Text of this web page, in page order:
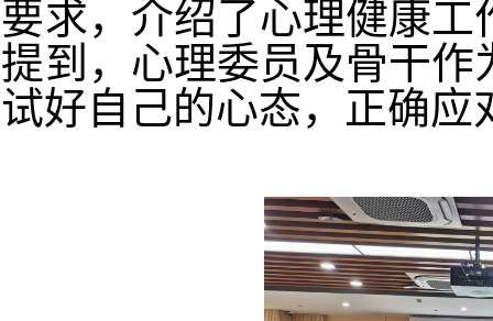
要求，介绍了心理健康
提到，心理委员及骨干
试好自己的心态，正确应